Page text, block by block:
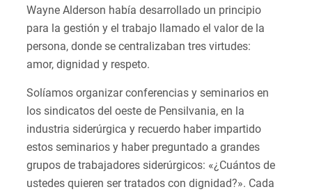
Wayne Alderson había desarrollado un principio
para la gestión y el trabajo llamado el valor de la
persona, donde se centralizaban tres virtudes:
amor, dignidad y respeto.
Solíamos organizar conferencias y seminarios en
los sindicatos del oeste de Pensilvania, en la
industria siderúrgica y recuerdo haber impartido
estos seminarios y haber preguntado a grandes
grupos de trabajadores siderúrgicos: «¿Cuántos de
ustedes quieren ser tratados con dignidad?». Cada